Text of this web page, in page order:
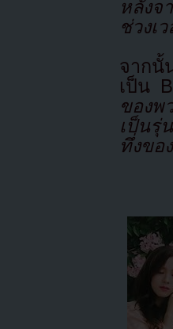
หลังจ
ช่วงเ
จากนั้
เป็น
ของพ
เป็นรุ่
ทึ่งขอ